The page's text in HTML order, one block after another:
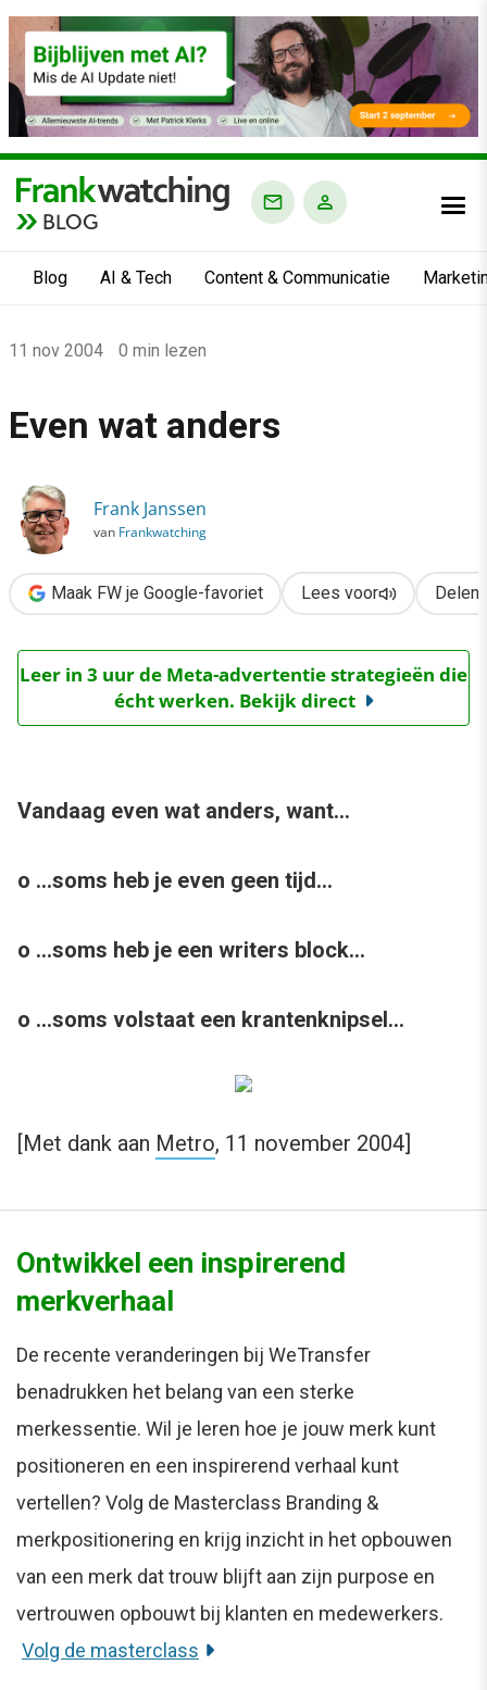
BLOG
Blog AI & Tech Content & Communicatie
›
›
Even wat anders
11 nov 2004 0 min lezen
Even wat anders
Frank Janssen
van Frankwatching
Maak FW je Google-favoriet Lees voor Delen
Leer in 3 uur de Meta-advertentie strategieën die
écht werken. Bekijk direct
Vandaag even wat anders, want…
o …soms heb je even geen tijd…
o …soms heb je een writers block…
o …soms volstaat een krantenknipsel…
[Met dank aan Metro, 11 november 2004]
Ontwikkel een inspirerend
merkverhaal
De recente veranderingen bij WeTransfer
benadrukken het belang van een sterke
merkessentie. Wil je leren hoe je jouw merk kunt
positioneren en een inspirerend verhaal kunt
vertellen? Volg de Masterclass Branding &
merkpositionering en krijg inzicht in het opbouwen
van een merk dat trouw blijft aan zijn purpose en
vertrouwen opbouwt bij klanten en medewerkers.
Volg de masterclass